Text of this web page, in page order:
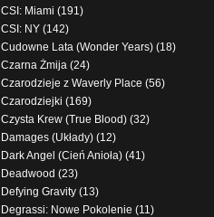
CSI: Miami (191)
CSI: NY (142)
Cudowne Lata (Wonder Years) (18)
Czarna Żmija (24)
Czarodzieje z Waverly Place (56)
Czarodziejki (169)
Czysta Krew (True Blood) (32)
Damages (Układy) (12)
Dark Angel (Cień Anioła) (41)
Deadwood (23)
Defying Gravity (13)
Degrassi: Nowe Pokolenie (11)